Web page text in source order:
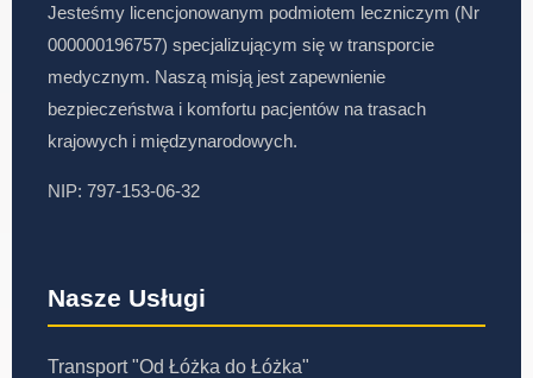
Jesteśmy licencjonowanym podmiotem leczniczym (Nr
000000196757) specjalizującym się w transporcie
medycznym. Naszą misją jest zapewnienie
bezpieczeństwa i komfortu pacjentów na trasach
krajowych i międzynarodowych.
NIP: 797-153-06-32
Nasze Usługi
Transport "Od Łóżka do Łóżka"